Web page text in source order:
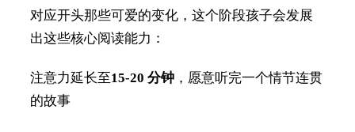
对应开头那些可爱的变化，这个阶段孩子会发展
出这些核心阅读能力：
注意力延长至15-20 分钟，愿意听完一个情节连贯
的故事